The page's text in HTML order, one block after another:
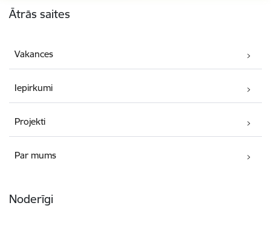
Ātrās saites
Vakances
Iepirkumi
Projekti
Par mums
Noderīgi